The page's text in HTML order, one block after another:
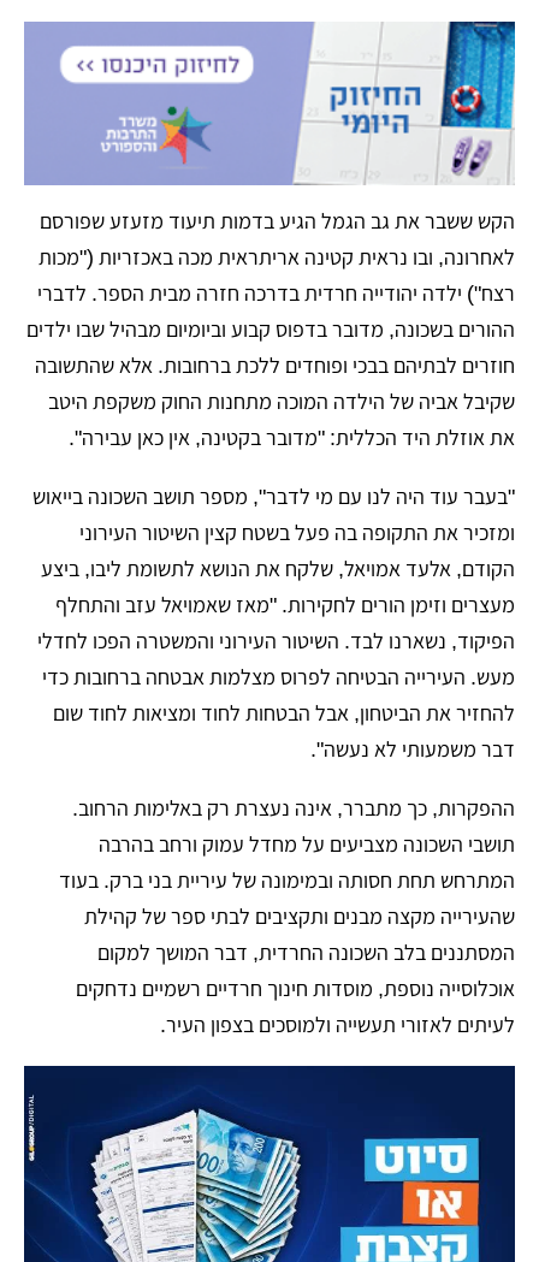
הקש ששבר את גב הגמל הגיע בדמות תיעוד מזעזע שפורסם
לאחרונה, ובו נראית קטינה אריתראית מכה באכזריות ("מכות
רצח") ילדה יהודייה חרדית בדרכה חזרה מבית הספר. לדברי
ההורים בשכונה, מדובר בדפוס קבוע וביומיום מבהיל שבו ילדים
חוזרים לבתיהם בבכי ופוחדים ללכת ברחובות. אלא שהתשובה
שקיבל אביה של הילדה המוכה מתחנות החוק משקפת היטב
את אוזלת היד הכללית: "מדובר בקטינה, אין כאן עבירה".
"בעבר עוד היה לנו עם מי לדבר", מספר תושב השכונה בייאוש
ומזכיר את התקופה בה פעל בשטח קצין השיטור העירוני
הקודם, אלעד אמויאל, שלקח את הנושא לתשומת ליבו, ביצע
מעצרים וזימן הורים לחקירות. "מאז שאמויאל עזב והתחלף
הפיקוד, נשארנו לבד. השיטור העירוני והמשטרה הפכו לחדלי
מעש. העירייה הבטיחה לפרוס מצלמות אבטחה ברחובות כדי
להחזיר את הביטחון, אבל הבטחות לחוד ומציאות לחוד שום
דבר משמעותי לא נעשה".
ההפקרות, כך מתברר, אינה נעצרת רק באלימות הרחוב.
תושבי השכונה מצביעים על מחדל עמוק ורחב בהרבה
המתרחש תחת חסותה ובמימונה של עיריית בני ברק. בעוד
שהעירייה מקצה מבנים ותקציבים לבתי ספר של קהילת
המסתננים בלב השכונה החרדית, דבר המושך למקום
אוכלוסייה נוספת, מוסדות חינוך חרדיים רשמיים נדחקים
לעיתים לאזורי תעשייה ולמוסכים בצפון העיר.